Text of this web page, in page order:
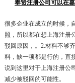
奉贤注册公司可以在
很多企业在成立的时候，
照，所以都在想上海注册
驳回原因，。2.材料不够
料，缺一项都是行的，直
说到这里对于上海注册公
减少被驳回的可能性。